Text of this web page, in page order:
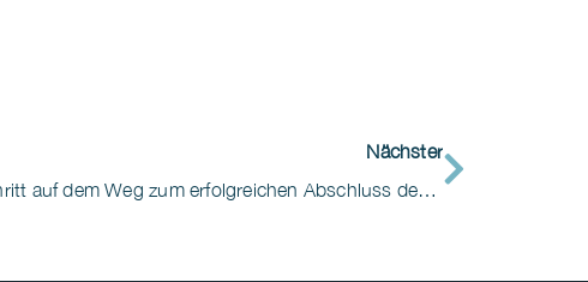
Nächster
Wir gratulieren zum 1. Schritt auf dem Weg zum erfolgreichen Abschluss der Weiterbildung „Wundexperte“ (m/w/d)